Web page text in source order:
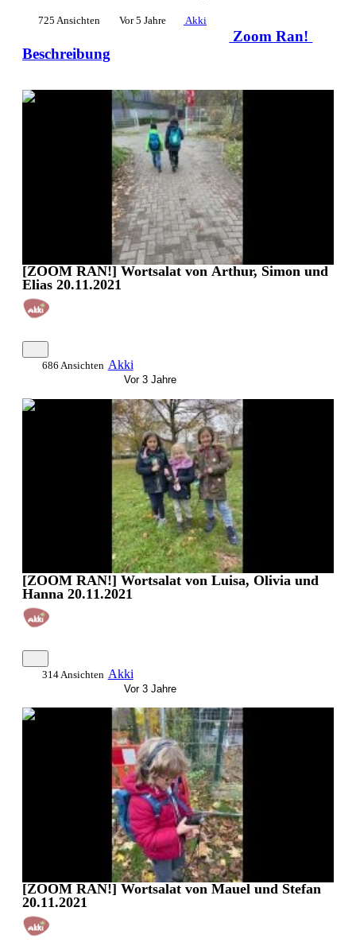
725 Ansichten Vor 5 Jahre Akki
Zoom Ran!
Beschreibung
0:01:58
[ZOOM RAN!] Wortsalat von Arthur, Simon und
Elias 20.11.2021
686 Ansichten Akki
Vor 3 Jahre
0:01:17
[ZOOM RAN!] Wortsalat von Luisa, Olivia und
Hanna 20.11.2021
314 Ansichten Akki
Vor 3 Jahre
0:01:14
[ZOOM RAN!] Wortsalat von Mauel und Stefan
20.11.2021